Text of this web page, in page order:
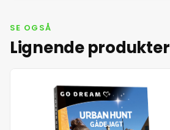
SE OGSÅ
Lignende produkter